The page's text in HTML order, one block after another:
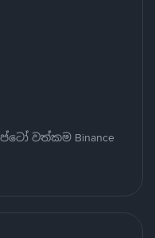
වත්කම Binance